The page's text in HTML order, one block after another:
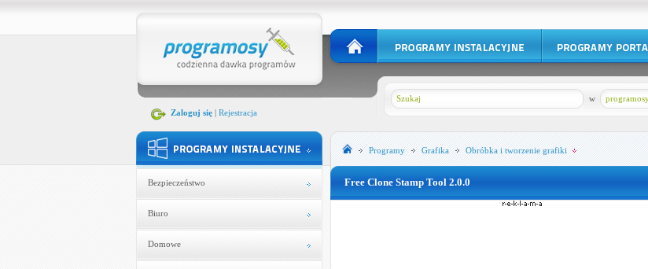
Zaloguj się| Rejestracja
w
Bezpieczeństwo
Biuro
Domowe
Programy Grafika Obróbka i tworzenie grafiki
Free Clone Stamp Tool 2.0.0